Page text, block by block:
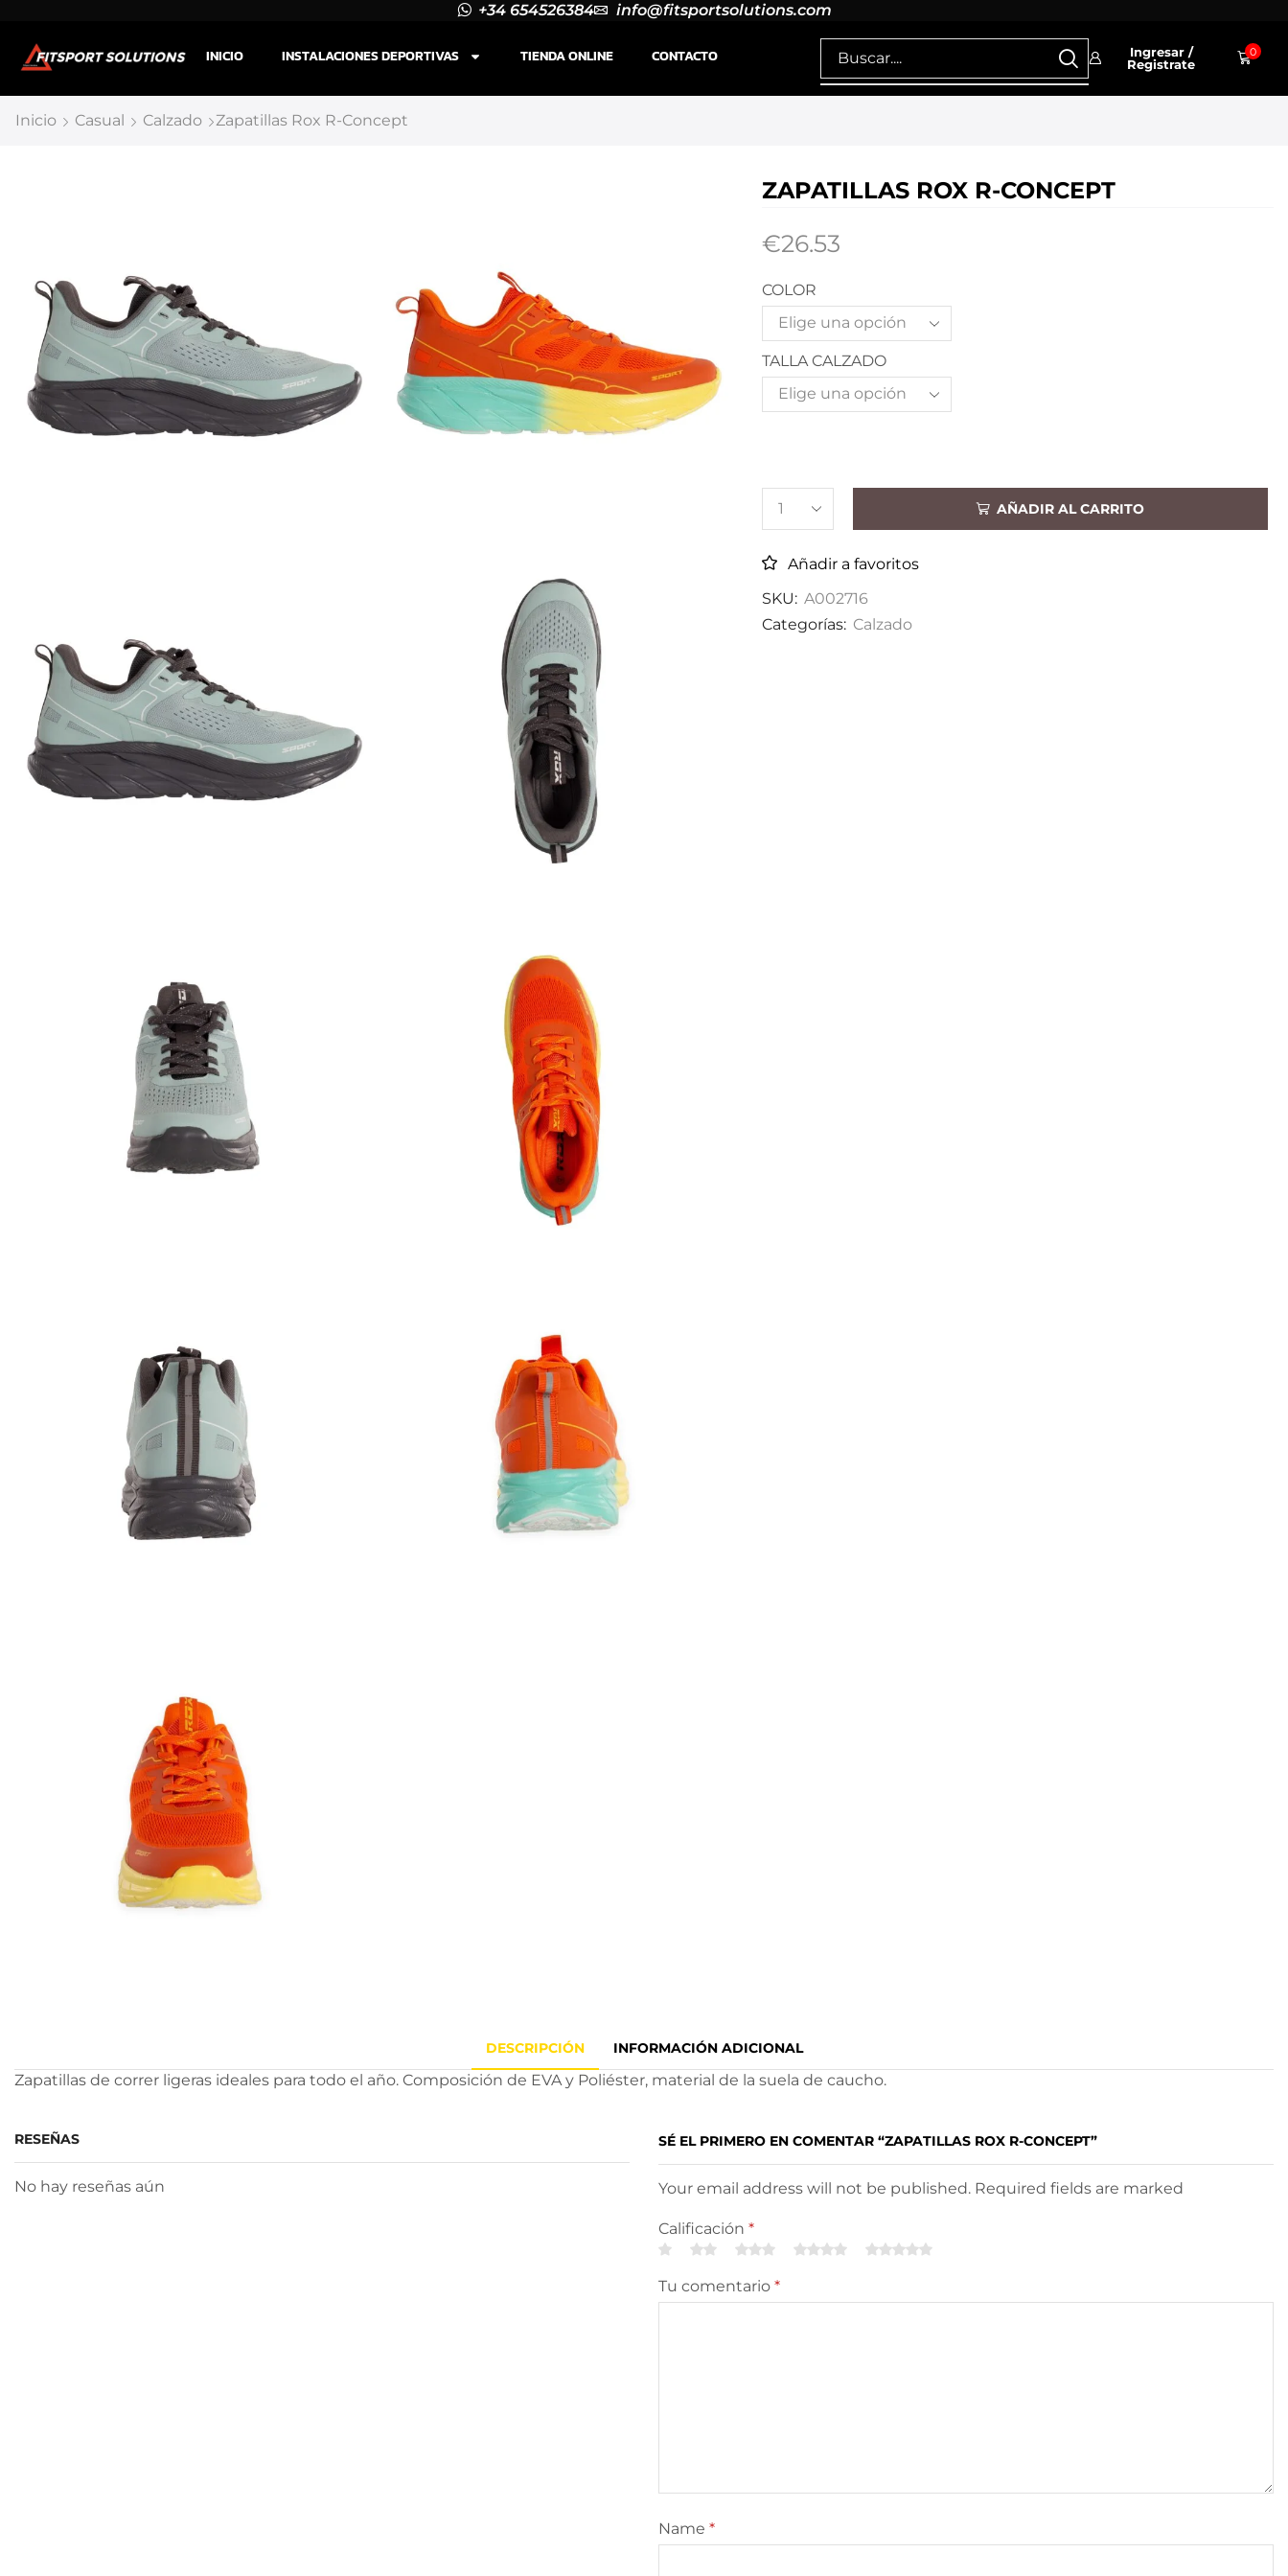
+34 654526384 info@fitsportsolutions.com
INICIO INSTALACIONES DEPORTIVAS TIENDA ONLINE CONTACTO
Ingresar /
Registrate
0
Inicio Casual Calzado Zapatillas Rox R-Concept
ZAPATILLAS ROX R-CONCEPT
€26.53
COLOR
TALLA CALZADO
AÑADIR AL CARRITO
Añadir a favoritos
SKU: A002716
Categorías: Calzado
DESCRIPCIÓN INFORMACIÓN ADICIONAL
Zapatillas de correr ligeras ideales para todo el año. Composición de EVA y Poliéster, material de la suela de caucho.
RESEÑAS
No hay reseñas aún
SÉ EL PRIMERO EN COMENTAR “ZAPATILLAS ROX R-CONCEPT”
Your email address will not be published. Required fields are marked
Calificación *
Tu comentario *
Name *